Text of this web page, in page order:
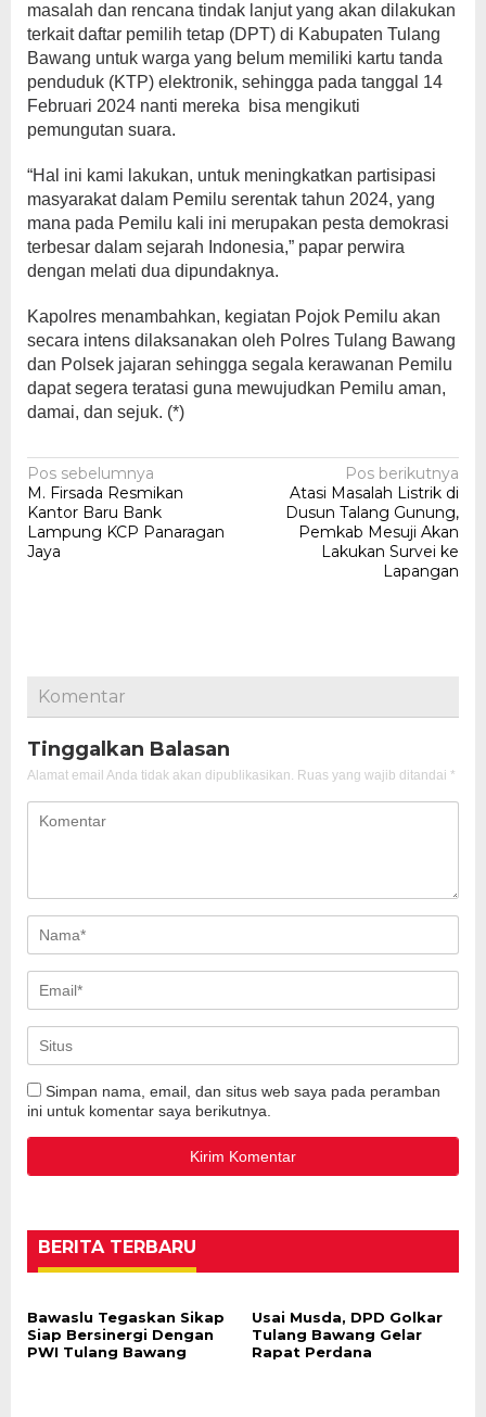
masalah dan rencana tindak lanjut yang akan dilakukan
terkait daftar pemilih tetap (DPT) di Kabupaten Tulang
Bawang untuk warga yang belum memiliki kartu tanda
penduduk (KTP) elektronik, sehingga pada tanggal 14
Februari 2024 nanti mereka bisa mengikuti
pemungutan suara.
“Hal ini kami lakukan, untuk meningkatkan partisipasi
masyarakat dalam Pemilu serentak tahun 2024, yang
mana pada Pemilu kali ini merupakan pesta demokrasi
terbesar dalam sejarah Indonesia,” papar perwira
dengan melati dua dipundaknya.
Kapolres menambahkan, kegiatan Pojok Pemilu akan
secara intens dilaksanakan oleh Polres Tulang Bawang
dan Polsek jajaran sehingga segala kerawanan Pemilu
dapat segera teratasi guna mewujudkan Pemilu aman,
damai, dan sejuk. (*)
Navigasi
pos
Pos sebelumnya
M. Firsada Resmikan
Kantor Baru Bank
Lampung KCP Panaragan
Jaya
Pos berikutnya
Atasi Masalah Listrik di
Dusun Talang Gunung,
Pemkab Mesuji Akan
Lakukan Survei ke
Lapangan
Komentar
Tinggalkan Balasan
Alamat email Anda tidak akan dipublikasikan. Ruas yang wajib ditandai *
Simpan nama, email, dan situs web saya pada peramban
ini untuk komentar saya berikutnya.
BERITA TERBARU
Bawaslu Tegaskan Sikap
Siap Bersinergi Dengan
PWI Tulang Bawang
Usai Musda, DPD Golkar
Tulang Bawang Gelar
Rapat Perdana